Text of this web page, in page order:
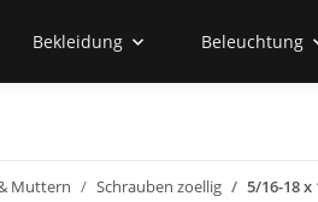
Bekleidung Beleuchtung
Muttern Schrauben zoellig 5/16-18